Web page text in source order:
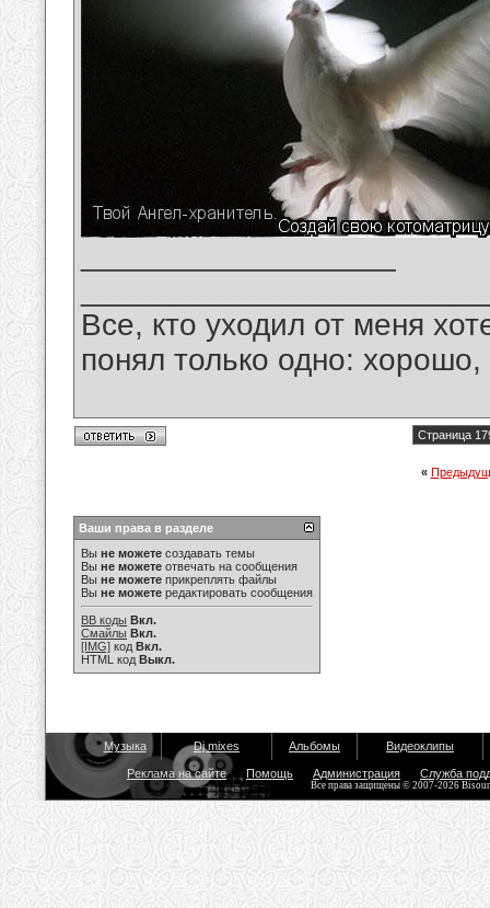
Все, кто уходил от меня
понял только одно:
Страница
«
Ваши права в разделе
Вы не можете создавать темы
Вы не можете отвечать на сообщения
Вы не можете прикреплять файлы
Вы не можете редактировать сообщения
BB коды Вкл.
Смайлы Вкл.
[IMG] код Вкл.
HTML код Выкл.
Музыка Dj mixes Альбомы Видеоклипы
Реклама на сайте Помощь Администрация Служба
Все права защищены © 2007-2026